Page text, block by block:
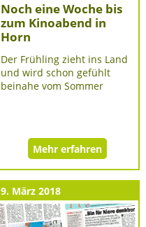
Noch eine Woche bis
zum Kinoabend in
Horn
Der Frühling zieht ins Land
und wird schon gefühlt
beinahe vom Sommer
Mehr erfahren
9. März 2018